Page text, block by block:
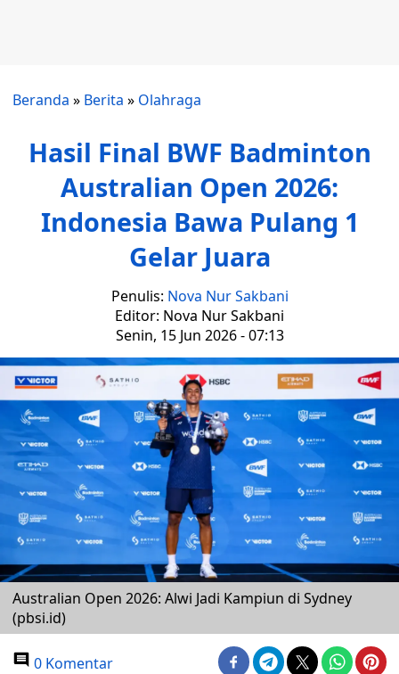
Beranda » Berita » Olahraga
Hasil Final BWF Badminton
Australian Open 2026:
Indonesia Bawa Pulang 1
Gelar Juara
Penulis: Nova Nur Sakbani
Editor: Nova Nur Sakbani
Senin, 15 Jun 2026 - 07:13
Australian Open 2026: Alwi Jadi Kampiun di Sydney
(pbsi.id)
0 Komentar